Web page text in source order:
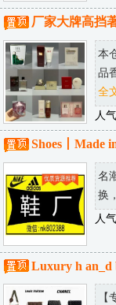
厂家大牌高挡著
本
品
全
人
Shoes丨Made
名
换
人
Luxury h an_d